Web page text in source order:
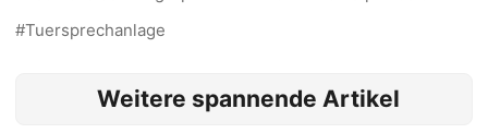
Tuersprechanlage
Weitere spannende Artikel